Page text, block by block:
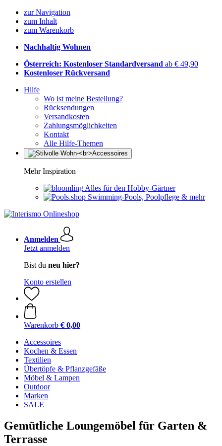
zur Navigation
zum Inhalt
zum Warenkorb
Nachhaltig Wohnen
Österreich: Kostenloser Standardversand ab € 49,90
Kostenloser Rückversand
Hilfe
Wo ist meine Bestellung?
Rücksendungen
Versandkosten
Zahlungsmöglichkeiten
Kontakt
Alle Hilfe-Themen
Mehr Inspiration
Alles für den Hobby-Gärtner
Swimming-Pools, Poolpflege & mehr
Anmelden
Jetzt anmelden
Bist du neu hier?
Konto erstellen
Warenkorb € 0,00
Accessoires
Kochen & Essen
Textilien
Übertöpfe & Pflanzgefäße
Möbel & Lampen
Outdoor
Marken
SALE
Gemütliche Loungemöbel für Garten &
Terrasse